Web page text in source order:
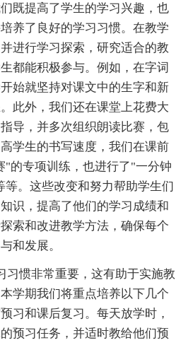
既提高了学生的学习兴趣，也
养了良好的学习习惯。在教学
进行学习探索，研究适合的教
都能积极参与。例如，在字词
始就坚持对课文中的生字和新
此外，我们还在课堂上花费大
导，并多次组织朗读比赛，包
学生的书写速度，我们在课前
"的专项训练，也进行了"一分钟
等。这些改变和努力帮助学生们
识，提高了他们的学习成绩和
索和改进教学方法，确保每个
和发展。
惯非常重要，这有助于实施教
学期我们将重点培养以下几个
习和课后复习。每天放学时，
预习任务，并适时教给他们预